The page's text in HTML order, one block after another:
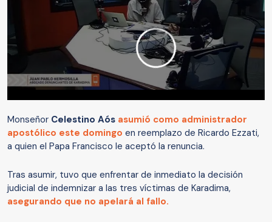
Monseñor Celestino Aós asumió como administrador
apostólico este domingo en reemplazo de Ricardo Ezzati,
a quien el Papa Francisco le aceptó la renuncia.
Tras asumir, tuvo que enfrentar de inmediato la decisión
judicial de indemnizar a las tres víctimas de Karadima,
asegurando que no apelará al fallo.